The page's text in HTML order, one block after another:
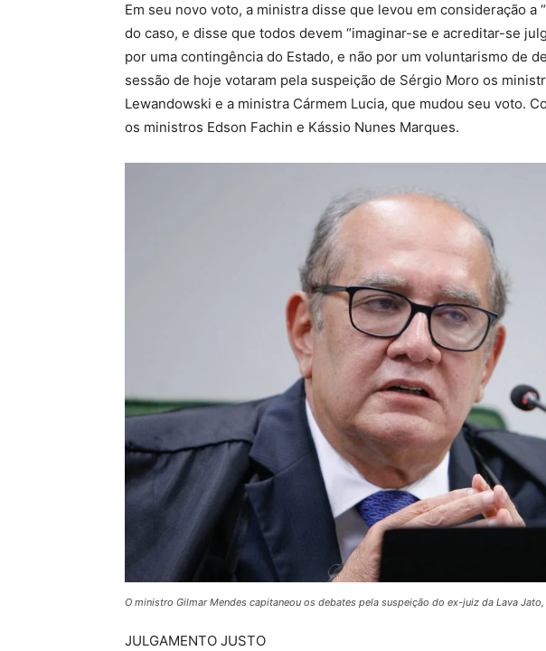
Em seu novo voto, a ministra disse que levou em consideração a
do caso, e disse que todos devem “imaginar-se e acreditar-se
por uma contingência do Estado, e não por um voluntarismo de
sessão de hoje votaram pela suspeição de Sérgio Moro os
Lewandowski e a ministra Cármem Lucia, que mudou seu voto.
os ministros Edson Fachin e Kássio Nunes Marques.
O ministro Gilmar Mendes capitaneou os debates pela suspeição do ex-juiz da Lava
JULGAMENTO JUSTO